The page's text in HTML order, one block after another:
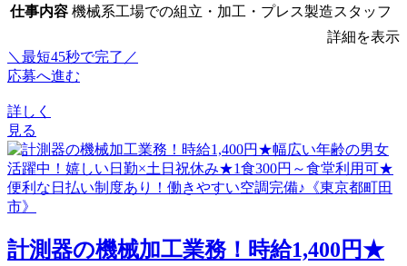
仕事内容 機械系工場での組立・加工・プレス製造スタッフ
詳細を表示
＼最短45秒で完了／
応募へ進む
詳しく
見る
計測器の機械加工業務！時給1,400円★